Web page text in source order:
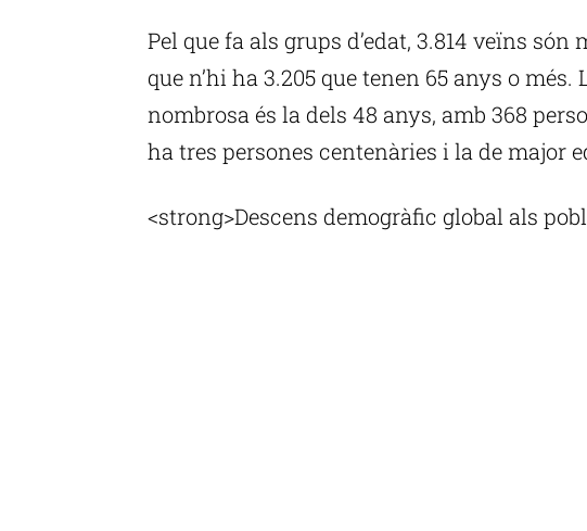
Pel que fa als grups d’edat, 3.814 veïns són
que n’hi ha 3.205 que tenen 65 anys o més.
nombrosa és la dels 48 anys, amb 368
ha tres persones centenàries i la de major
<strong>Descens demogràfic global als